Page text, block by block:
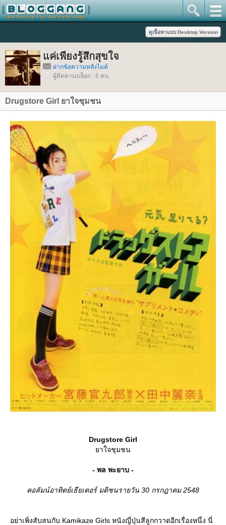
ค่เพียงรู้สึกสุขใจ
ฝากข้อความหลังไมค์
ผู้ติดตามบล็อก : 6 คน
Drugstore Girl ยาใจชุมชน
Drugstore Girl
าใจชุมชน
- พล พะยาบ -
คอลัมน์อาทิตย์เธียเตอร์ มติชนรายวัน 30 กรกฎาคม 2548
อย่าเพิ่งสับสนกับ Kamikaze Girls หนังญี่ปุ่นสีลูกกวาดอีกเรื่องหนึ่ง นี่